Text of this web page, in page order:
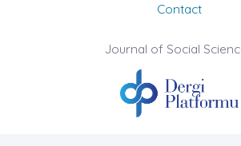
Contact
Journal of Social